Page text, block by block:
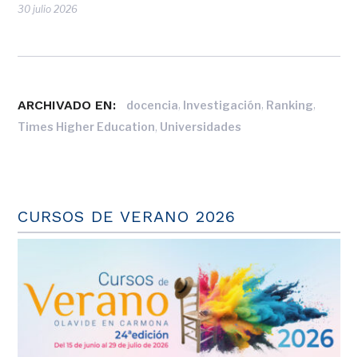
30 julio 2026
ARCHIVADO EN: docencia, Investigación, Ranking,
Times Higher Education, Universidades
CURSOS DE VERANO 2026